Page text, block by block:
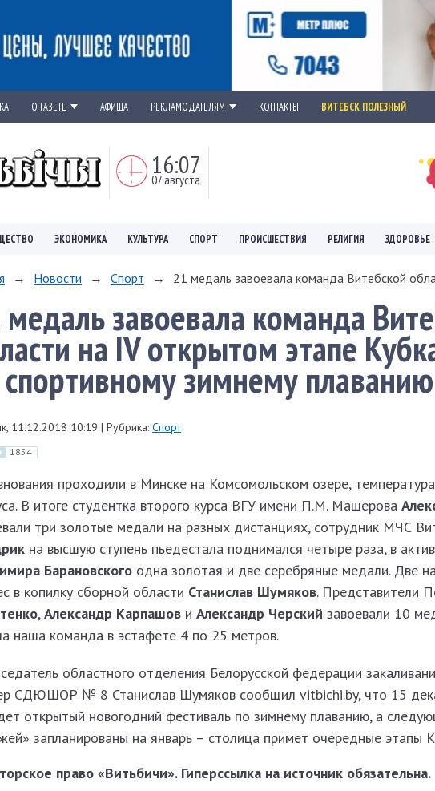
О ГАЗЕТЕ АФИША РЕКЛАМОДАТЕЛЯМ КОНТАКТЫ ВИТЕБСК ПОЛЕЗНЫЙ
16:07
07 августа
ЭКОНОМИКА КУЛЬТУРА СПОРТ ПРОИСШЕСТВИЯ РЕЛИГИЯ ЗДОРОВЬЕ
→ Новости → Спорт → 21 медаль завоевала команда Витебской
завоевала команда
на IV открытом этапе
зимнему плаванию
11.12.2018 10:19 | Рубрика: Спорт
1854
проходили в Минске на Комсомольском озере,
В итоге студентка второго курса ВГУ имени П.М. Машерова
три золотые медали на разных дистанциях, сотрудник МЧС
на высшую ступень пьедестала поднимался четыре раза, в
Барановского одна золотая и две серебряные медали. Две
в копилку сборной области Станислав Шумяков. Представители
,Александр Карпашов и Александр Черский завоевали 10
наша команда в эстафете 4 по 25 метров.
областного отделения Белорусской федерации
СДЮШОР № 8 Станислав Шумяков сообщил vitbichi.by, что 15
открытый новогодний фестиваль по зимнему плаванию, а
запланированы на январь – столица примет очередные этапы
право «Витьбичи». Гиперссылка на источник обязательна.